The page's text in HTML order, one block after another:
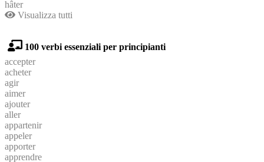
hâter
Visualizza tutti
100 verbi essenziali per principianti
accepter
acheter
agir
aimer
ajouter
aller
appartenir
appeler
apporter
apprendre